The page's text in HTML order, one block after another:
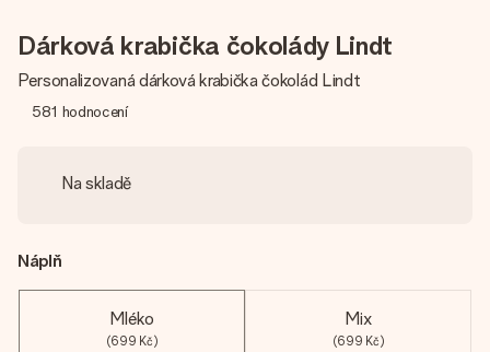
Dárková krabička čokolády Lindt
Personalizovaná dárková krabička čokolád Lindt
581 hodnocení
Na skladě
Náplň
Mléko
(699 Kč)
Mix
(699 Kč)